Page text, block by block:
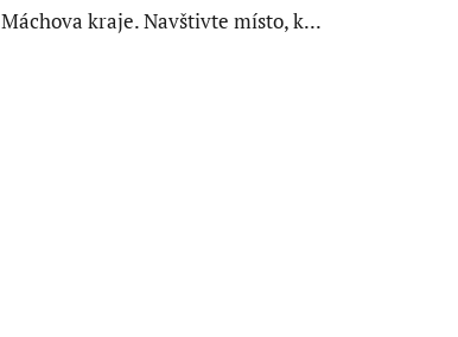
Máchova kraje. Navštivte místo, k...